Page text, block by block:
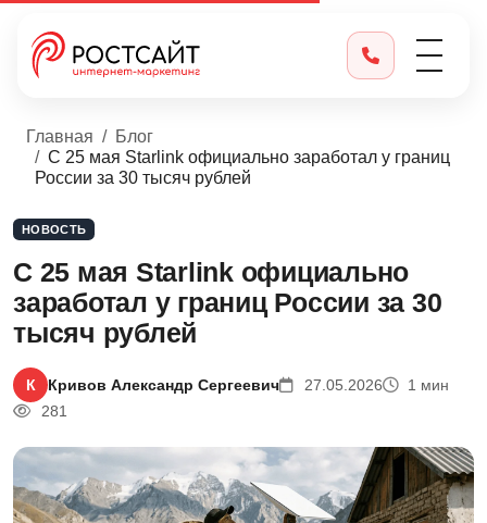
Главная
Блог
С 25 мая Starlink официально заработал у границ
России за 30 тысяч рублей
НОВОСТЬ
С 25 мая Starlink официально
заработал у границ России за 30
тысяч рублей
К Кривов Александр Сергеевич 27.05.2026
1 мин
281